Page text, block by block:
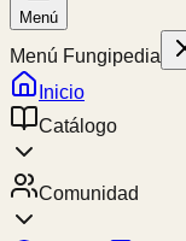
Menú
Menú Fungipedia
Inicio
Catálogo
Comunidad